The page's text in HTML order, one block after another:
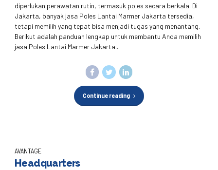
diperlukan perawatan rutin, termasuk poles secara berkala. Di
Jakarta, banyak jasa Poles Lantai Marmer Jakarta tersedia,
tetapi memilih yang tepat bisa menjadi tugas yang menantang.
Berikut adalah panduan lengkap untuk membantu Anda memilih
jasa Poles Lantai Marmer Jakarta...
Continue reading
AVANTAGE
Headquarters